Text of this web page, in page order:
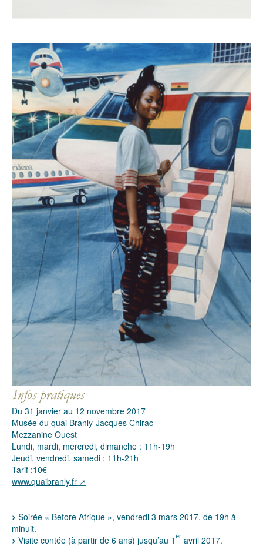
Du 31 janvier au 12 novembre 2017
Musée du quai Branly-Jacques Chirac
Mezzanine Ouest
Lundi, mardi, mercredi, dimanche : 11h-19h
Jeudi, vendredi, samedi : 11h-21h
Tarif :10€
www.quaibranly.fr
Soirée « Before Afrique », vendredi 3 mars 2017, de 19h à
minuit.
Visite contée (à partir de 6 ans) jusqu’au 1er avril 2017.